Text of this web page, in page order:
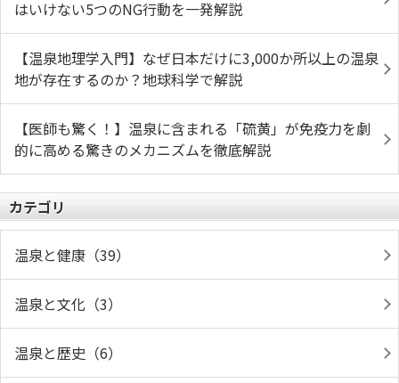
はいけない5つのNG行動を一発解説
【温泉地理学入門】なぜ日本だけに3,000か所以上の温泉
地が存在するのか？地球科学で解説
【医師も驚く！】温泉に含まれる「硫黄」が免疫力を劇
的に高める驚きのメカニズムを徹底解説
カテゴリ
温泉と健康（39）
温泉と文化（3）
温泉と歴史（6）